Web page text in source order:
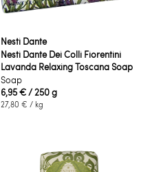
Nesti Dante
Nesti Dante Dei Colli Fiorentini
Lavanda Relaxing Toscana Soap
Soap
6,95 €/ 250 g
27,80 € / kg